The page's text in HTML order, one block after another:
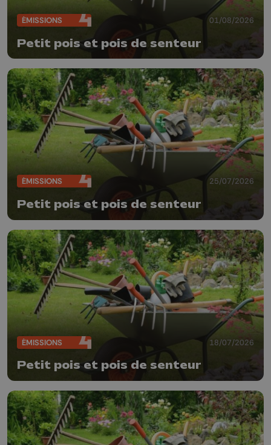
ÉMISSIONS 01/08/2026
Petit pois et pois de senteur
ÉMISSIONS 25/07/2026
Petit pois et pois de senteur
ÉMISSIONS 18/07/2026
Petit pois et pois de senteur